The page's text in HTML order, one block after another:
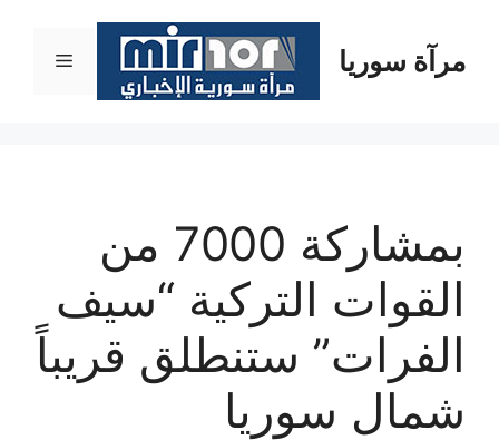
المحتوىمرآة سوريا القائمة
بمشاركة 7000 من
القوات التركية “سيف
الفرات” ستنطلق قريباً
شمال سوريا